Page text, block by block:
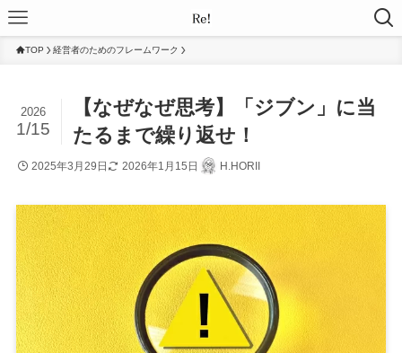
TOP 経営者のためのフレームワーク
【なぜなぜ思考】「ジブン」に当
たるまで繰り返せ！
2026
1/15
2025年3月29日 2026年1月15日 H.HORII